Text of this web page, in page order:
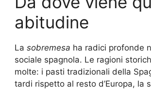
abitudine
La sobremesa ha radici profonde
sociale spagnola. Le ragioni
molte: i pasti tradizionali della
tardi rispetto al resto d’Europa, la